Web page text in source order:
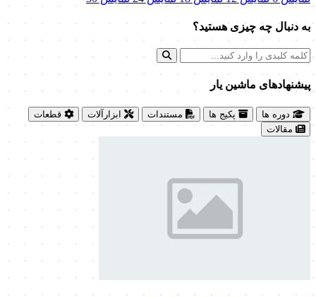
به دنبال چه چیزی هستید؟
پیشنهاد‌های ماشین یار
دوره ها پکیج ها مستندات ابزارآلات
قطعات
مقالات